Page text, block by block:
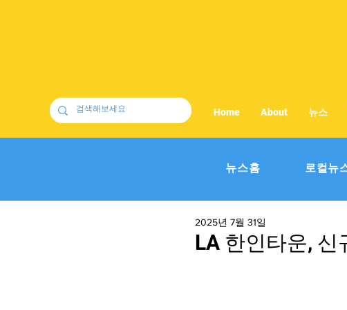
Home About 뉴스
뉴스홈 로컬뉴
LA 한인타운,
2025년 7월 31일